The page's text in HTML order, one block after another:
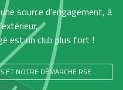
source d'engagement, à
est un club plus fort !
ET NOTRE DÉMARCHE RSE